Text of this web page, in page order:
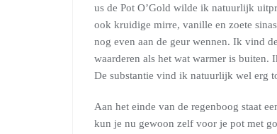
us de Pot O’Gold wilde ik natuurlijk
ook kruidige mirre, vanille en zoete
nog even aan de geur wennen. Ik vind
waarderen als het wat warmer is buiten.
De substantie vind ik natuurlijk wel erg
Aan het einde van de regenboog staat
kun je nu gewoon zelf voor je pot met